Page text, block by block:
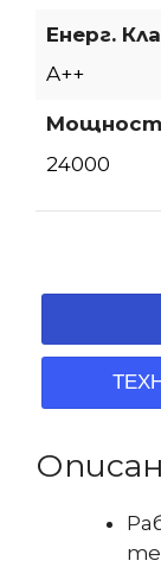
Енерг.
A++
Мощност
24000